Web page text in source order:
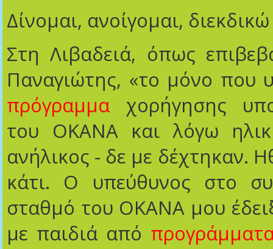
Δίνομαι, ανοίγομαι,
Στη Λιβαδειά, όπως
Παναγιώτης, «το μόνο που
πρόγραμμα χορήγησης
του ΟΚΑΝΑ και λόγω
ανήλικος - δε με δέχτηκαν.
κάτι. Ο υπεύθυνος στο
σταθμό του ΟΚΑΝΑ μου
με παιδιά από